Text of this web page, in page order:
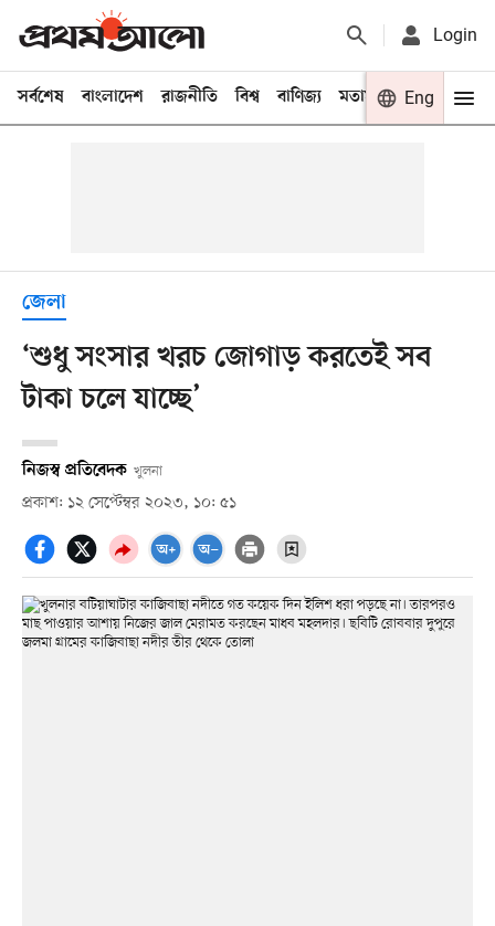
Login
সর্বশেষ বাংলাদেশ রাজনীতি বিশ্ব বাণিজ্য মতামত খেলা
Eng
জেলা
‘শুধু সংসার খরচ জোগাড় করতেই সব
টাকা চলে যাচ্ছে’
নিজস্ব প্রতিবেদক খুলনা
প্রকাশ: ১২ সেপ্টেম্বর ২০২৩, ১০: ৫১